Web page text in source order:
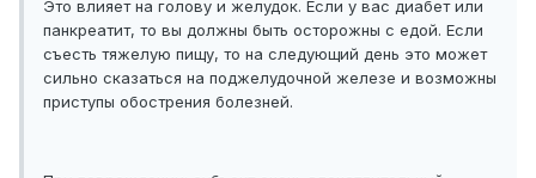
Это влияет на голову и желудок. Если у вас диабет или
панкреатит, то вы должны быть осторожны с едой. Если
съесть тяжелую пищу, то на следующий день это может
сильно сказаться на поджелудочной железе и возможны
приступы обострения болезней.